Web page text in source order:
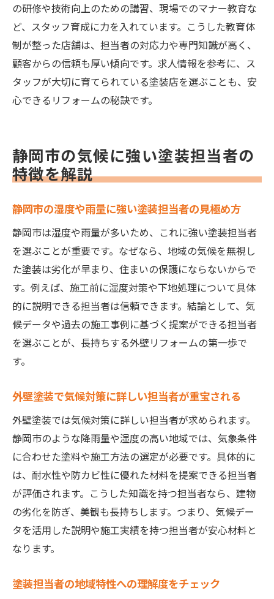
の研修や技術向上のための講習、現場でのマナー教育な
ど、スタッフ育成に力を入れています。こうした教育体
制が整った店舗は、担当者の対応力や専門知識が高く、
顧客からの信頼も厚い傾向です。求人情報を参考に、ス
タッフが大切に育てられている塗装店を選ぶことも、安
心できるリフォームの秘訣です。
静岡市の気候に強い塗装担当者の
特徴を解説
静岡市の湿度や雨量に強い塗装担当者の見極め方
静岡市は湿度や雨量が多いため、これに強い塗装担当者
を選ぶことが重要です。なぜなら、地域の気候を無視し
た塗装は劣化が早まり、住まいの保護にならないからで
す。例えば、施工前に湿度対策や下地処理について具体
的に説明できる担当者は信頼できます。結論として、気
候データや過去の施工事例に基づく提案ができる担当者
を選ぶことが、長持ちする外壁リフォームの第一歩で
す。
外壁塗装で気候対策に詳しい担当者が重宝される
外壁塗装では気候対策に詳しい担当者が求められます。
静岡市のような降雨量や湿度の高い地域では、気象条件
に合わせた塗料や施工方法の選定が必要です。具体的に
は、耐水性や防カビ性に優れた材料を提案できる担当者
が評価されます。こうした知識を持つ担当者なら、建物
の劣化を防ぎ、美観も長持ちします。つまり、気候デー
タを活用した説明や施工実績を持つ担当者が安心材料と
なります。
塗装担当者の地域特性への理解度をチェック